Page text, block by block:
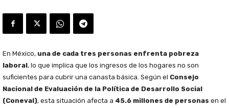
En México, una de cada tres personas enfrenta pobreza
laboral, lo que implica que los ingresos de los hogares no son
suficientes para cubrir una canasta básica. Según el Consejo
Nacional de Evaluación de la Política de Desarrollo Social
(Coneval), esta situación afecta a 45.6 millones de personas en el